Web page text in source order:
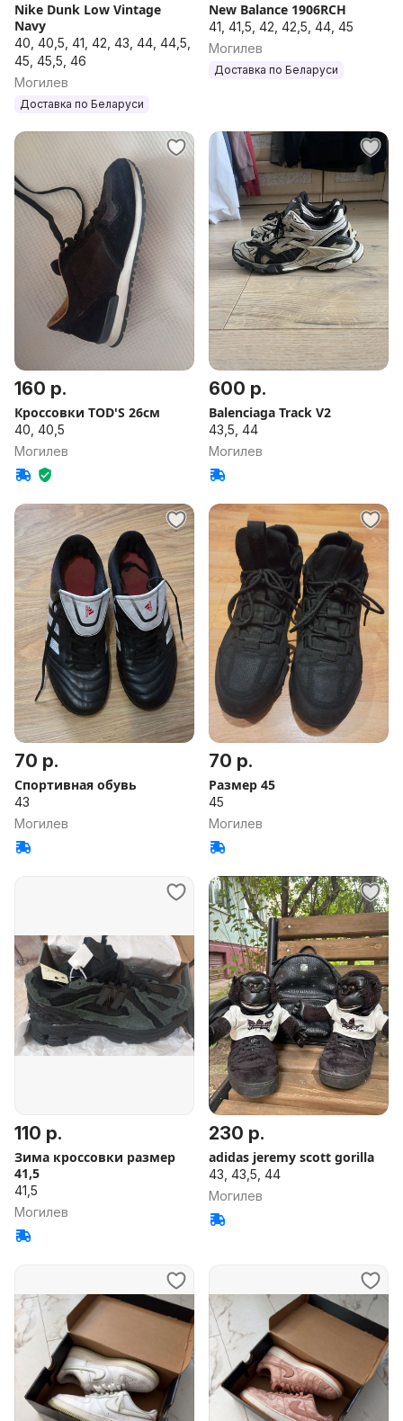
Nike Dunk Low Vintage
Navy
40, 40,5, 41, 42, 43, 44, 44,5,
45, 45,5, 46
Могилев
Доставка по Беларуси
New Balance 1906RCH
41, 41,5, 42, 42,5, 44, 45
Могилев
Доставка по Беларуси
160 р.
Кроссовки TOD'S 26см
40, 40,5
Могилев
600 р.
Balenciaga Track V2
43,5, 44
Могилев
70 р.
Спортивная обувь
43
Могилев
70 р.
Размер 45
45
Могилев
110 р.
Зима кроссовки размер
41,5
41,5
Могилев
230 р.
adidas jeremy scott gorilla
43, 43,5, 44
Могилев